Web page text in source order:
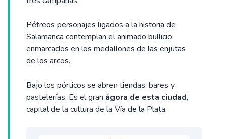
Pétreos personajes ligados a la historia de
Salamanca contemplan el animado bullicio,
enmarcados en los medallones de las enjutas
de los arcos.
Bajo los pórticos se abren tiendas, bares y
pastelerías. Es el gran ágora de esta ciudad,
capital de la cultura de la Vía de la Plata.